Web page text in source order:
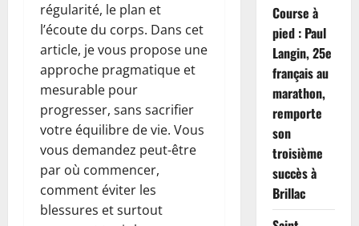
régularité, le plan et
l’écoute du corps. Dans cet
article, je vous propose une
approche pragmatique et
mesurable pour
progresser, sans sacrifier
votre équilibre de vie. Vous
vous demandez peut-être
par où commencer,
comment éviter les
blessures et surtout
Course à
pied : Paul
Langin, 25e
français au
marathon,
remporte
son
troisième
succès à
Brillac